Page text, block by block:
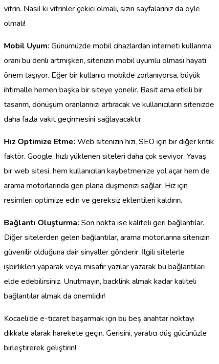
vitrin. Nasıl ki vitrinler çekici olmalı, sizin sayfalarınız da öyle
olmalı!
Mobil Uyum: Günümüzde mobil cihazlardan interneti kullanma
oranı bu denli artmışken, sitenizin mobil uyumlu olması hayati
önem taşıyor. Eğer bir kullanıcı mobilde zorlanıyorsa, büyük
ihtimalle hemen başka bir siteye yönelir. Basit ama etkili bir
tasarım, dönüşüm oranlarınızı artıracak ve kullanıcıların sitenizde
daha fazla vakit geçirmesini sağlayacaktır.
Hız Optimize Etme: Web sitenizin hızı, SEO için bir diğer kritik
faktör. Google, hızlı yüklenen siteleri daha çok seviyor. Yavaş
bir web sitesi, hem kullanıcıları kaybetmenize yol açar hem de
arama motorlarında geri plana düşmenizi sağlar. Hız için
resimleri optimize edin ve gereksiz eklentileri kaldırın.
Bağlantı Oluşturma: Son nokta ise kaliteli geri bağlantılar.
Diğer sitelerden gelen bağlantılar, arama motorlarına sitenizin
güvenilir olduğuna dair sinyaller gönderir. İlgili sitelerle
işbirlikleri yaparak veya misafir yazılar yazarak bu bağlantıları
elde edebilirsiniz. Unutmayın, backlink almak kadar kaliteli
bağlantılar almak da önemlidir!
Kocaeli’de e-ticaret başarmak için bu beş anahtar noktayı
dikkate alarak harekete geçin. Gerisini, yaratıcı düş gücünüzle
birleştirerek geliştirin!